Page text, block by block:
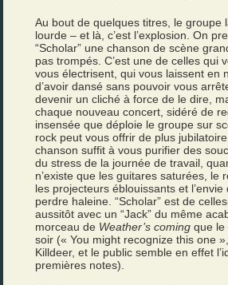
Au bout de quelques titres, le groupe
lourde – et là, c’est l’explosion. On
“Scholar” une chanson de scène
pas trompés. C’est une de celles qui
vous électrisent, qui vous laissent en
d’avoir dansé sans pouvoir vous
devenir un cliché à force de le dire,
chaque nouveau concert, sidéré de
insensée que déploie le groupe sur
rock peut vous offrir de plus
chanson suffit à vous purifier des
du stress de la journée de travail,
n’existe que les guitares saturées, le
les projecteurs éblouissants et l’envie
perdre haleine. “Scholar” est de
aussitôt avec un “Jack” du même
morceau de Weather’s coming que le
soir (« You might recognize this one
Killdeer, et le public semble en effet
premières notes).